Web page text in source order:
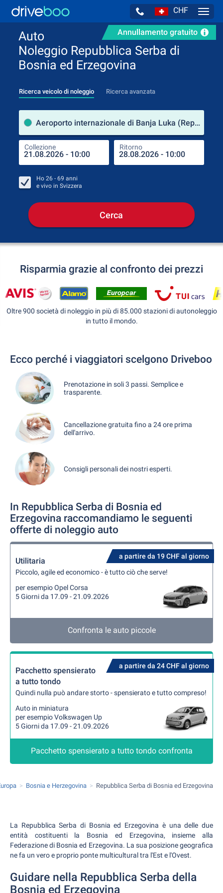
CHF
Annullamento gratuito
Auto
Noleggio Repubblica Serba di
Bosnia ed Erzegovina
Ricerca veicolo di noleggio Ricerca avanzata
Aeroporto internazionale di Banja Luka (Repubblica Serba di Bosnia ed Erzegovina / Bosnia e Herzegovina)
Collezione Ritorno
Ho 26 - 69 anni
e vivo in Svizzera
Cerca
Risparmia grazie al confronto dei prezzi
Oltre 900 società di noleggio in più di 85.000 stazioni di autonoleggio
in tutto il mondo.
Ecco perché i viaggiatori scelgono Driveboo
Prenotazione in soli 3 passi. Semplice e
trasparente.
Cancellazione gratuita fino a 24 ore prima
dell'arrivo.
Consigli personali dei nostri esperti.
In Repubblica Serba di Bosnia ed
Erzegovina raccomandiamo le seguenti
offerte di noleggio auto
a partire da 19 CHF al giorno
Utilitaria
Piccolo, agile ed economico - è tutto ciò che serve!
per esempio Opel Corsa
5 Giorni da 17.09 - 21.09.2026
Confronta le auto piccole
a partire da 24 CHF al giorno
Pacchetto spensierato
a tutto tondo
Quindi nulla può andare storto - spensierato e tutto compreso!
Auto in miniatura
per esempio Volkswagen Up
5 Giorni da 17.09 - 21.09.2026
Pacchetto spensierato a tutto tondo confronta
Bosnia e Herzegovina Repubblica Serba di Bosnia ed Erzegovina
La Repubblica Serba di Bosnia ed Erzegovina è una delle due
entità costituenti la Bosnia ed Erzegovina, insieme alla
Federazione di Bosnia ed Erzegovina. La sua posizione geografica
ne fa un vero e proprio ponte multicultural tra l'Est e l'Ovest.
Guidare nella Repubblica Serba della
Bosnia ed Erzegovina